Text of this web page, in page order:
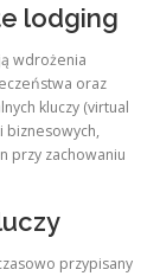
lodging
wdrożenia
oraz
kluczy (virtual
biznesowych,
przy zachowaniu
przypisany